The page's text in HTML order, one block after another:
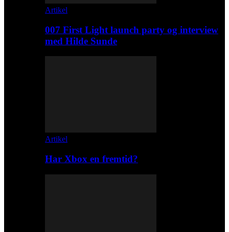
Artikel
007 First Light launch party og interview
med Hilde Sunde
Artikel
Har Xbox en fremtid?